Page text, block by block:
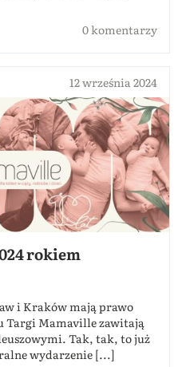
0 komentarzy
12 września 2024
rokiem
i Kraków mają prawo
Targi Mamaville zawitają
Tak, tak, to już
wydarzenie [...]